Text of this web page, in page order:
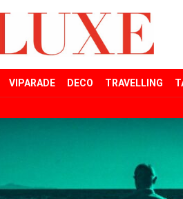
VIPARADE DECO TRAVELLING